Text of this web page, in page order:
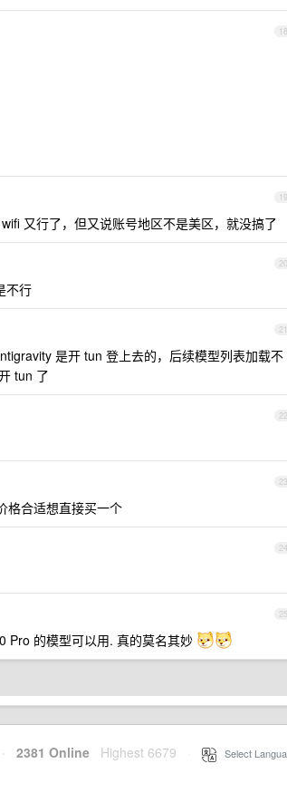
18
19
又行了，但又说账号地区不是美区，就没搞了
20
不行
21
是开 tun 登上去的，后续模型列表加载不
tun 了
22
23
格合适想直接买一个
24
25
Pro 的模型可以用. 真的莫名其妙
· 2381 Online Highest 6679 Select